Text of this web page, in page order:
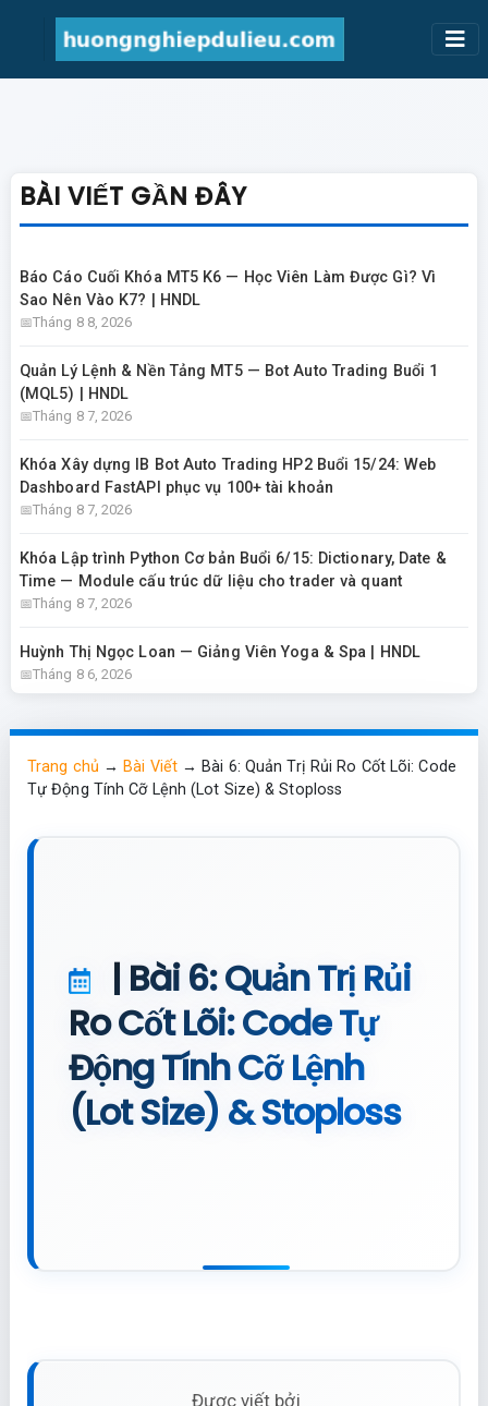
BÀI VIẾT GẦN ĐÂY
Báo Cáo Cuối Khóa MT5 K6 — Học Viên Làm Được Gì? Vì
Sao Nên Vào K7? | HNDL
Tháng 8 8, 2026
Quản Lý Lệnh & Nền Tảng MT5 — Bot Auto Trading Buổi 1
(MQL5) | HNDL
Tháng 8 7, 2026
Khóa Xây dựng IB Bot Auto Trading HP2 Buổi 15/24: Web
Dashboard FastAPI phục vụ 100+ tài khoản
Tháng 8 7, 2026
Khóa Lập trình Python Cơ bản Buổi 6/15: Dictionary, Date &
Time — Module cấu trúc dữ liệu cho trader và quant
Tháng 8 7, 2026
Huỳnh Thị Ngọc Loan — Giảng Viên Yoga & Spa | HNDL
Tháng 8 6, 2026
Trang chủ →Bài Viết→Bài 6: Quản Trị Rủi Ro Cốt Lõi: Code
Tự Động Tính Cỡ Lệnh (Lot Size) & Stoploss
| Bài 6: Quản Trị Rủi
Ro Cốt Lõi: Code Tự
Động Tính Cỡ Lệnh
(Lot Size) & Stoploss
Được viết bởi